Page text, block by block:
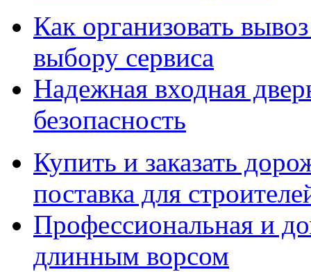
Как организовать
выбору сервиса
Надежная входная
безопасность
Купить и заказать
поставка для
Профессиональная и
длинным ворсом